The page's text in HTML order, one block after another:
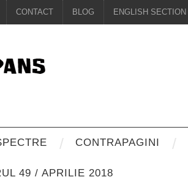
CONTACT BLOG ENGLISH SECTION
CONTRAPAGINI
49 / APRILIE 2018